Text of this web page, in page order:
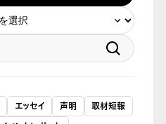
エッセイ 声明
取材短報